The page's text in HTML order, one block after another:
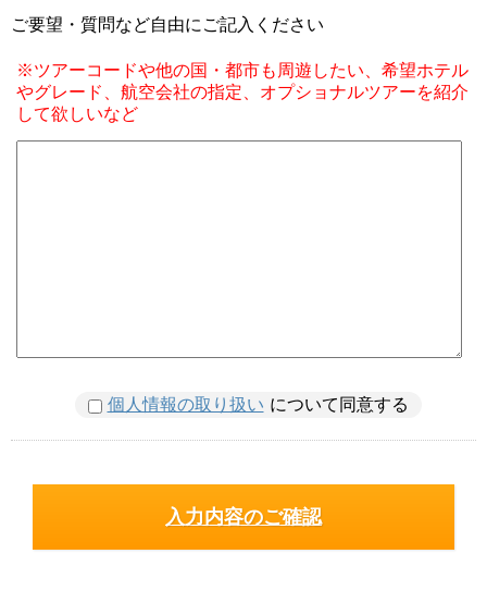
ご要望・質問など自由にご記入ください
※ツアーコードや他の国・都市も周遊したい、希望ホテル
やグレード、航空会社の指定、オプショナルツアーを紹介
して欲しいなど
個人情報の取り扱い について同意する